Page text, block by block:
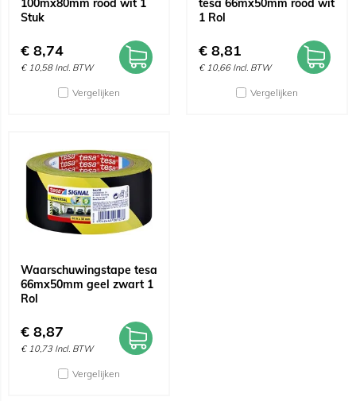
100mx80mm rood wit 1
Stuk
€ 8,74
€ 10,58 Incl. BTW
Vergelijken
tesa 66mx50mm rood wit
1 Rol
€ 8,81
€ 10,66 Incl. BTW
Vergelijken
Waarschuwingstape tesa
66mx50mm geel zwart 1
Rol
€ 8,87
€ 10,73 Incl. BTW
Vergelijken